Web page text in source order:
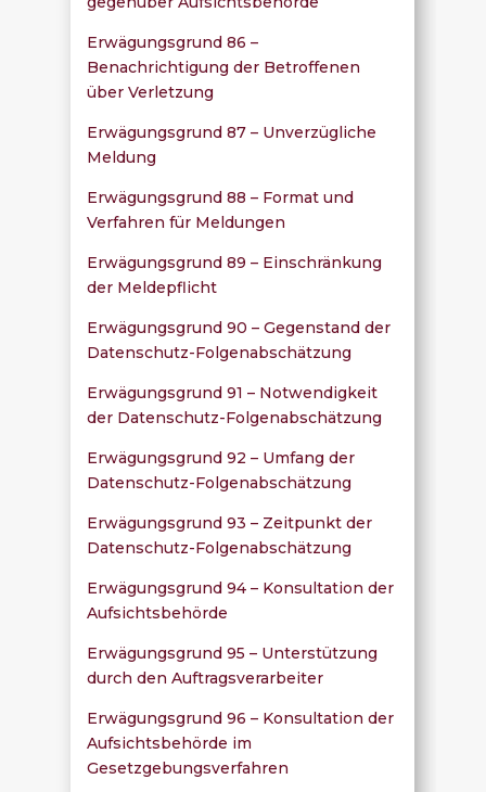
Erwägungsgrund 86 –
Benachrichtigung der Betroffenen
über Verletzung
Erwägungsgrund 87 – Unverzügliche
Meldung
Erwägungsgrund 88 – Format und
Verfahren für Meldungen
Erwägungsgrund 89 – Einschränkung
der Meldepflicht
Erwägungsgrund 90 – Gegenstand der
Datenschutz-Folgenabschätzung
Erwägungsgrund 91 – Notwendigkeit
der Datenschutz-Folgenabschätzung
Erwägungsgrund 92 – Umfang der
Datenschutz-Folgenabschätzung
Erwägungsgrund 93 – Zeitpunkt der
Datenschutz-Folgenabschätzung
Erwägungsgrund 94 – Konsultation der
Aufsichtsbehörde
Erwägungsgrund 95 – Unterstützung
durch den Auftragsverarbeiter
Erwägungsgrund 96 – Konsultation der
Aufsichtsbehörde im
Gesetzgebungsverfahren